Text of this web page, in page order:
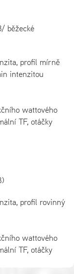
běžecké
profil mírně
intenzitou
wattového
TF, otáčky
profil rovinný
wattového
TF, otáčky